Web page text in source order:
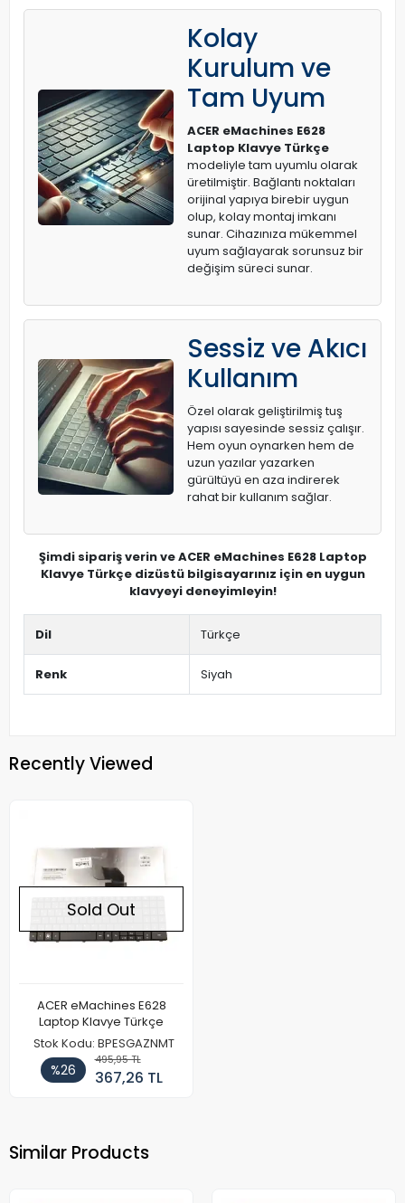
Kolay
Kurulum ve
Tam Uyum
ACER eMachines E628
Laptop Klavye Türkçe
modeliyle tam uyumlu olarak
üretilmiştir. Bağlantı noktaları
orijinal yapıya birebir uygun
olup, kolay montaj imkanı
sunar. Cihazınıza mükemmel
uyum sağlayarak sorunsuz bir
değişim süreci sunar.
Sessiz ve Akıcı
Kullanım
Özel olarak geliştirilmiş tuş
yapısı sayesinde sessiz çalışır.
Hem oyun oynarken hem de
uzun yazılar yazarken
gürültüyü en aza indirerek
rahat bir kullanım sağlar.
Şimdi sipariş verin ve ACER eMachines E628 Laptop
Klavye Türkçe dizüstü bilgisayarınız için en uygun
klavyeyi deneyimleyin!
Dil Türkçe
Renk Siyah
Recently Viewed
Sold Out
ACER eMachines E628
Laptop Klavye Türkçe
Stok Kodu: BPESGAZNMT
%26
495,95 TL
367,26 TL
Similar Products